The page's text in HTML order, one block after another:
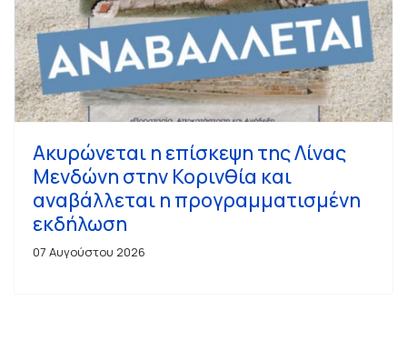
Ακυρώνεται η επίσκεψη της Λίνας
Μενδώνη στην Κορινθία και
αναβάλλεται η προγραμματισμένη
εκδήλωση
07 Αυγούστου 2026